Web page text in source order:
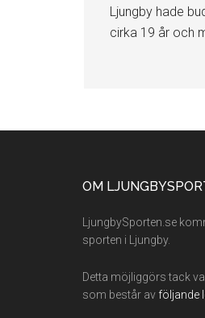
Ljungby hade
cirka 19 år och
OM
LjungbySporten.se
sporten i Ljungby.
Detta möjliggörs tack
som består av följande